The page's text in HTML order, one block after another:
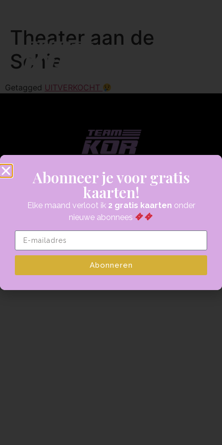
Theater aan de
Schie
Getagged UITVERKOCHT
Copyright © 2026
Webdesign door Coark Online Marketing
Abonneer je voor gratis
kaarten!
Elke maand verloot ik 2 gratis kaarten onder
nieuwe abonnees
Abonneren